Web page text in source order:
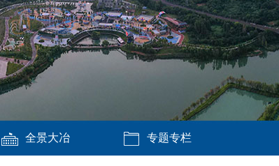
全景大冶 专题专栏